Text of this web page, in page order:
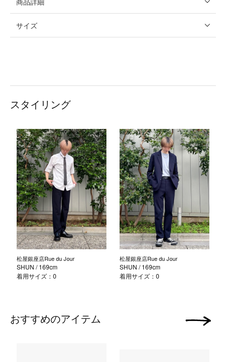
サイズ
スタイリング
松屋銀座店Rue du Jour
SHUN / 169cm
着用サイズ：0
松屋銀座店Rue du Jour
SHUN / 169cm
着用サイズ：0
おすすめのアイテム 次の画像